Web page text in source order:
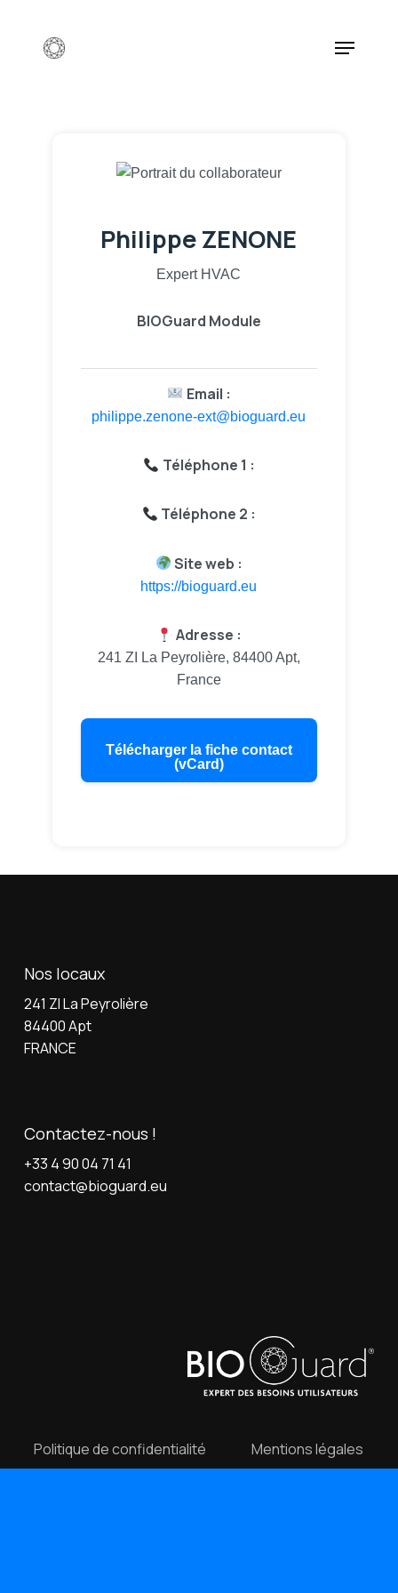
Menu
Philippe ZENONE
Expert HVAC
BIOGuard Module
Email :
philippe.zenone-ext@bioguard.eu
Téléphone 1 :
Téléphone 2 :
Site web :
https://bioguard.eu
Adresse :
241 ZI La Peyrolière, 84400 Apt,
France
Télécharger la fiche contact
(vCard)
Nos locaux
241 ZI La Peyrolière
84400 Apt
FRANCE
Contactez-nous !
+33 4 90 04 71 41
contact@bioguard.eu
Politique de confidentialité Mentions légales